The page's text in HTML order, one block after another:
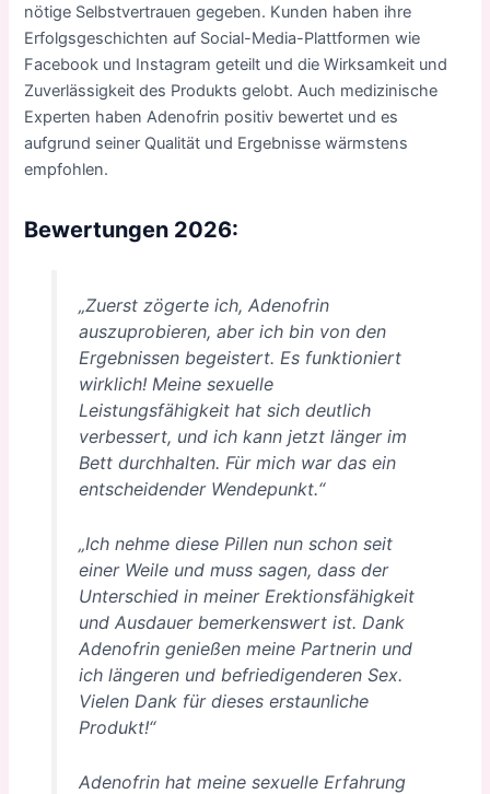
nötige Selbstvertrauen gegeben. Kunden haben ihre
Erfolgsgeschichten auf Social-Media-Plattformen wie
Facebook und Instagram geteilt und die Wirksamkeit und
Zuverlässigkeit des Produkts gelobt. Auch medizinische
Experten haben Adenofrin positiv bewertet und es
aufgrund seiner Qualität und Ergebnisse wärmstens
empfohlen.
Bewertungen 2026:
„Zuerst zögerte ich, Adenofrin
auszuprobieren, aber ich bin von den
Ergebnissen begeistert. Es funktioniert
wirklich! Meine sexuelle
Leistungsfähigkeit hat sich deutlich
verbessert, und ich kann jetzt länger im
Bett durchhalten. Für mich war das ein
entscheidender Wendepunkt.“
„Ich nehme diese Pillen nun schon seit
einer Weile und muss sagen, dass der
Unterschied in meiner Erektionsfähigkeit
und Ausdauer bemerkenswert ist. Dank
Adenofrin genießen meine Partnerin und
ich längeren und befriedigenderen Sex.
Vielen Dank für dieses erstaunliche
Produkt!“
Adenofrin hat meine sexuelle Erfahrung